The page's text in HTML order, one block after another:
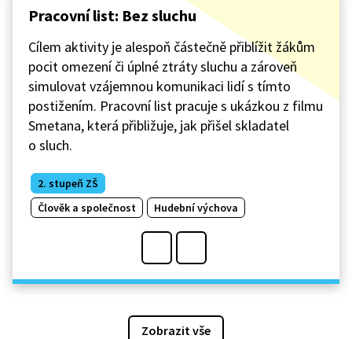
Pracovní list: Bez sluchu
Cílem aktivity je alespoň částečně přiblížit žákům
pocit omezení či úplné ztráty sluchu a zároveň
simulovat vzájemnou komunikaci lidí s tímto
postižením. Pracovní list pracuje s ukázkou z filmu
Smetana, která přibližuje, jak přišel skladatel
o sluch.
2. stupeň ZŠ
Člověk a společnost
Hudební výchova
Zobrazit vše